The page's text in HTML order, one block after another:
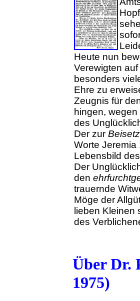
Heute nun
Verewigten
besonders
Ehre zu
Zeugnis für
hingen,
des
Der zur
Worte Jeremia
Lebensbild
Der
den
trauernde
Möge der
lieben
des
Über Dr.
1975)